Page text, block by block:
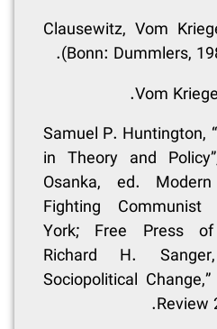
(Bonn: Dummlers,
Samuel P. Huntington,
in Theory and
Osanka, ed.
Fighting
York; Free Press of
Richard H.
Sociopolitical
Review